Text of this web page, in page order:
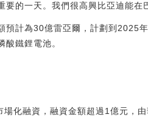
的一天。我們很高興比亞迪能在
預計為30億雷亞爾，計劃到2025
鐵鋰電池。
化融資，融資金額超過1億元，